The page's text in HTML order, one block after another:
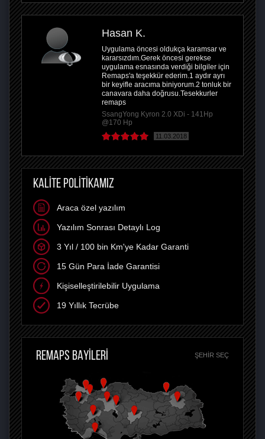
Hasan K.
Uygulama öncesi oldukça karamsar ve
kararsızdım.Gerek öncesi gerekse
uygulama esnasında verdiği bilgiler için
Remaps'a teşekkür ederim.1 aydır ayrı
bir keyifle aracıma biniyorum.2 tonluk bir
canavara daha doğrusu.Tesekkurler
remaps
SsangYong Kyron 2.0 XDi - 141Hp
@170 Hp
11.03.2018
KALİTE POLİTİKAMIZ
Araca özel yazılım
Yazılım Sonrası Detaylı Log
3 Yıl / 100 bin Km'ye Kadar Garanti
15 Gün Para İade Garantisi
Kişiselleştirilebilir Uygulama
19 Yıllık Tecrübe
REMAPS BAYİLERİ ŞEHIR SEÇ